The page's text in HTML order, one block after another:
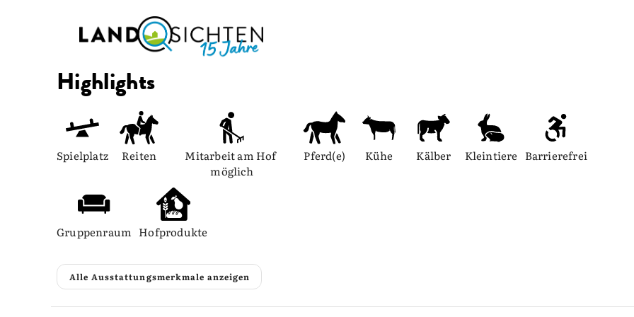
Highlights
Spielplatz Reiten
Mitarbeit am Hof
möglich
Pferd(e) Kühe Kälber Kleintiere Barrierefrei
Gruppenraum Hofprodukte
Alle Ausstattungsmerkmale anzeigen